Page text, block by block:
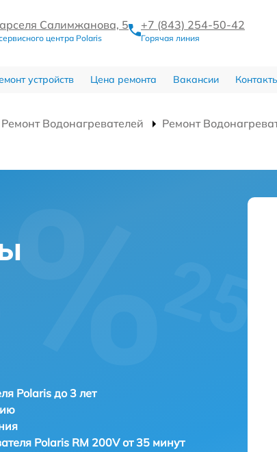
Салимжанова, 5
центра Polaris
+7 (843) 254-50-42
Горячая линия
устройств Цена ремонта Вакансии
Ремонт Водонагревателей
Ремонт
Polaris до 3 лет
Polaris RM 200V от 35 минут